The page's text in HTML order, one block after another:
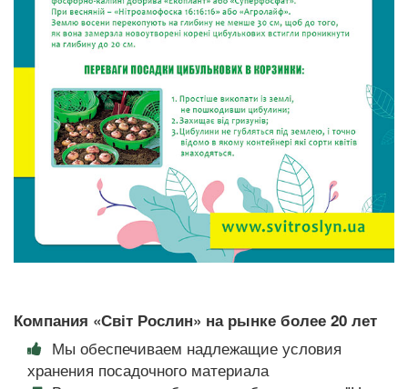
Компания «Світ Рослин» на рынке более 20 лет
Мы обеспечиваем надлежащие условия
хранения посадочного материала